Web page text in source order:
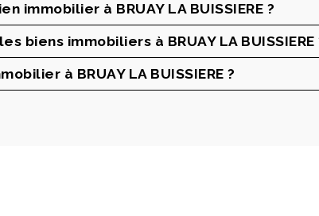
à BRUAY LA BUISSIERE ?
immobiliers à BRUAY LA BUISSIERE
à BRUAY LA BUISSIERE ?